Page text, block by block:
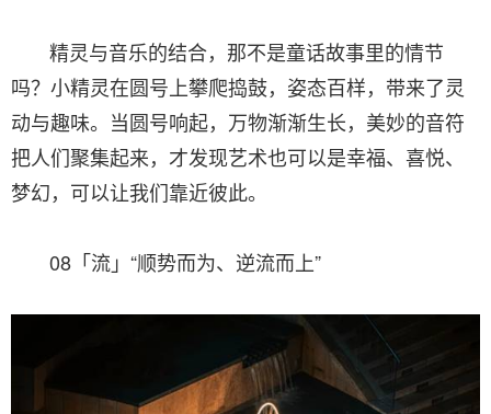
精灵与音乐的结合，那不是童话故事里的情节
吗？小精灵在圆号上攀爬捣鼓，姿态百样，带来了灵
动与趣味。当圆号响起，万物渐渐生长，美妙的音符
把人们聚集起来，才发现艺术也可以是幸福、喜悦、
梦幻，可以让我们靠近彼此。
08「流」“顺势而为、逆流而上”